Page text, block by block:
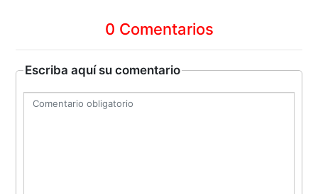
0 Comentarios
Escriba aquí su comentario